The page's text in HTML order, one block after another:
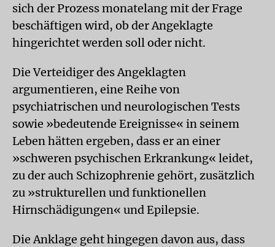
sich der Prozess monatelang mit der Frage
beschäftigen wird, ob der Angeklagte
hingerichtet werden soll oder nicht.
Die Verteidiger des Angeklagten
argumentieren, eine Reihe von
psychiatrischen und neurologischen Tests
sowie »bedeutende Ereignisse« in seinem
Leben hätten ergeben, dass er an einer
»schweren psychischen Erkrankung« leidet,
zu der auch Schizophrenie gehört, zusätzlich
zu »strukturellen und funktionellen
Hirnschädigungen« und Epilepsie.
Die Anklage geht hingegen davon aus, dass